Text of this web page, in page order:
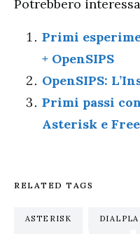
Potrebbero
Primi
+ OpenSIPS
OpenSIPS:
Primi passi
Asterisk e
RELATED TAGS
ASTERISK